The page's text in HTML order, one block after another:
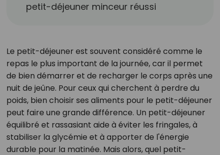
petit-déjeuner minceur réussi
Le petit-déjeuner est souvent considéré comme le
repas le plus important de la journée, car il permet
de bien démarrer et de recharger le corps après une
nuit de jeûne. Pour ceux qui cherchent à perdre du
poids, bien choisir ses aliments pour le petit-déjeuner
peut faire une grande différence. Un petit-déjeuner
équilibré et rassasiant aide à éviter les fringales, à
stabiliser la glycémie et à apporter de l'énergie
durable pour la matinée. Mais alors, quel petit-